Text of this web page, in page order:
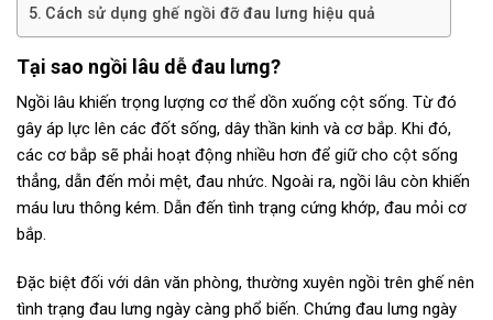
Cách sử dụng ghế ngồi đỡ đau lưng hiệu quả
Tại sao ngồi lâu dễ đau lưng?
Ngồi lâu khiến trọng lượng cơ thể dồn xuống cột sống. Từ đó
gây áp lực lên các đốt sống, dây thần kinh và cơ bắp. Khi đó,
các cơ bắp sẽ phải hoạt động nhiều hơn để giữ cho cột sống
thẳng, dẫn đến mỏi mệt, đau nhức. Ngoài ra, ngồi lâu còn khiến
máu lưu thông kém. Dẫn đến tình trạng cứng khớp, đau mỏi cơ
bắp.
Đặc biệt đối với dân văn phòng, thường xuyên ngồi trên ghế nên
tình trạng đau lưng ngày càng phổ biến. Chứng đau lưng ngày